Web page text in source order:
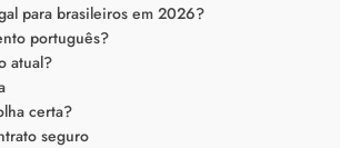
para brasileiros em 2026?
português?
atual?
certa?
seguro